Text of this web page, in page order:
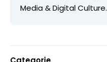
Media & Digital Culture.